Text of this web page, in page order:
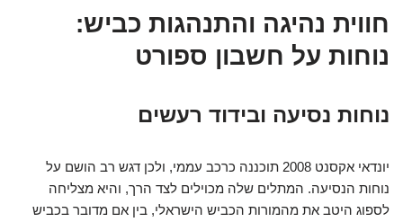
חווית נהיגה והתנהגות כביש:
נוחות על חשבון ספורט
נוחות נסיעה ובידוד רעשים
יונדאי אקסנט 2008 תוכננה כרכב עממי, ולכן דגש רב הושם על
נוחות הנסיעה. המתלים שלה מכוילים לצד הרך, והיא מצליחה
לספוג היטב את מהמורות הכביש הישראלי, בין אם מדובר בכביש